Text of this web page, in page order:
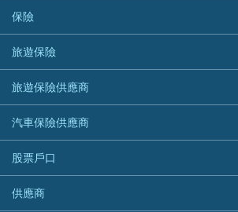
緊急貸款比較
最佳小額貸款比較
易批必批貸款
24小時貸款
最佳循環貸款
DSB 大新銀行
HSBC 滙豐銀行貸款
K Cash 貸款
Mox 銀行
National Resources 中潤物業按揭
OCBC 華僑銀行
PrimeCredit 安信信貸
債務重組一覽
供樓利息扣稅
最佳貸款app
日本遊信用卡攻略
韓國遊信用卡攻略
台灣遊信用卡攻略
機場貴賓室信用卡
銀聯信用卡
高獎賞信用卡推薦
酒店信用卡
HSBC滙豐銀行
Mox
信銀國際
大新銀行
恒生銀行
Standard Chartered渣打銀行
東亞銀行
一田購物優惠日
SOGO感謝祭
HKTVmall優惠碼
交稅優惠
酒店優惠碼
機票優惠碼
八達通自動增值信用卡
保險
旅遊保險
汽車保險
家居保險
家傭保險
寵物保險
定期人壽保險
危疾保險
年金資訊
旅遊保險
日本旅遊保險及資訊
泰國旅遊保險及資訊
台灣旅遊保險及資訊
韓國旅遊保險及資訊
歐洲旅遊保險及資訊
越南旅遊保險及資訊
旅遊保險供應商
AXA 安盛
AIG 美亞
Allianz 安聯
Allied World 世聯
汽車保險供應商
大新汽車保險
中銀汽車保險
Allianz安聯汽車保險
股票戶口
富途證券
供應商